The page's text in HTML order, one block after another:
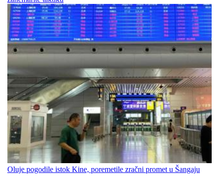
Oluje pogodile istok Kine, poremetile zračni promet u Šangaju